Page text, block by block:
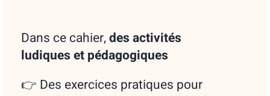
Dans ce cahier,desactivités
ludiques et pédagogiques
👉 Des exercices pratiques pour